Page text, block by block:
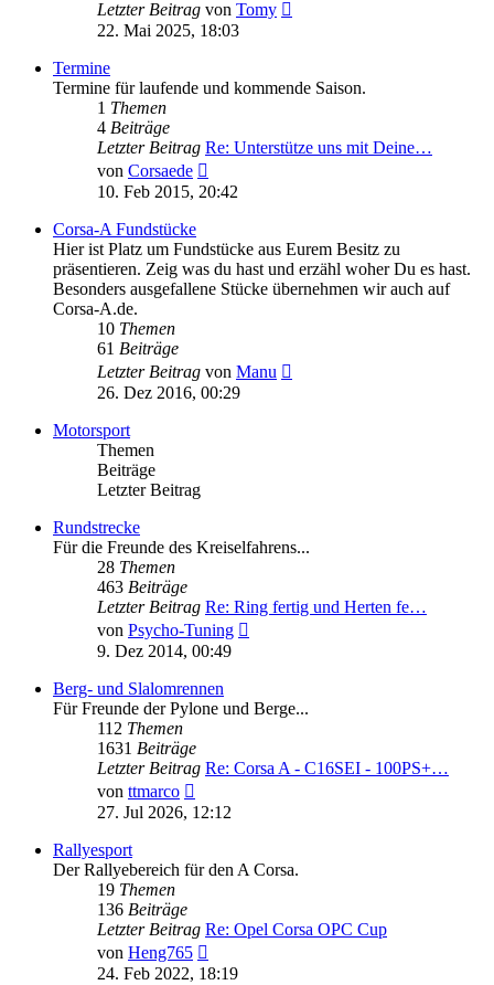
Letzter Beitrag von Tomy
22. Mai 2025, 18:03
Termine
Termine für laufende und kommende Saison.
1 Themen
4 Beiträge
Letzter Beitrag Re: Unterstütze uns mit Deine…
von Corsaede
Beitrag
10. Feb 2015, 20:42
Corsa-A Fundstücke
Hier ist Platz um Fundstücke aus Eurem Besitz zu
präsentieren. Zeig was du hast und erzähl woher Du es hast.
Besonders ausgefallene Stücke übernehmen wir auch auf
Corsa-A.de.
10 Themen
61 Beiträge
Letzter Beitrag von Manu
26. Dez 2016, 00:29
Motorsport
Themen
Beiträge
Letzter Beitrag
Rundstrecke
Für die Freunde des Kreiselfahrens...
28 Themen
463 Beiträge
Letzter Beitrag Re: Ring fertig und Herten fe…
von Psycho-Tuning
9. Dez 2014, 00:49
Berg- und Slalomrennen
Für Freunde der Pylone und Berge...
112 Themen
1631 Beiträge
Letzter Beitrag Re: Corsa A - C16SEI - 100PS+…
von ttmarco
Beitrag
27. Jul 2026, 12:12
Rallyesport
Der Rallyebereich für den A Corsa.
19 Themen
136 Beiträge
Letzter Beitrag Re: Opel Corsa OPC Cup
von Heng765
Beitrag
24. Feb 2022, 18:19